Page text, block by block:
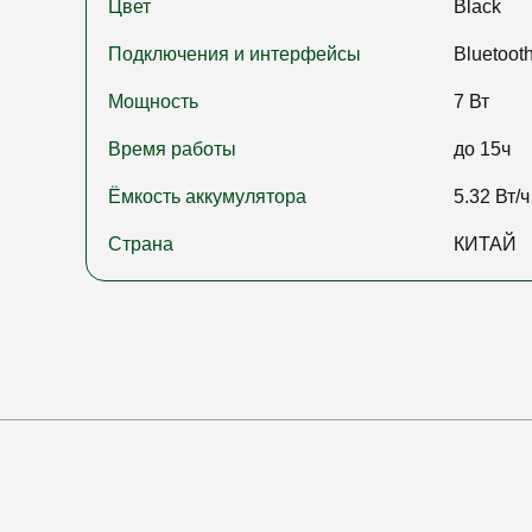
Цвет Black
Подключения и интерфейсы
Мощность 7 Вт
Время работы до 15ч
Ёмкость аккумулятора 5.32 Вт/ч
Страна КИТАЙ